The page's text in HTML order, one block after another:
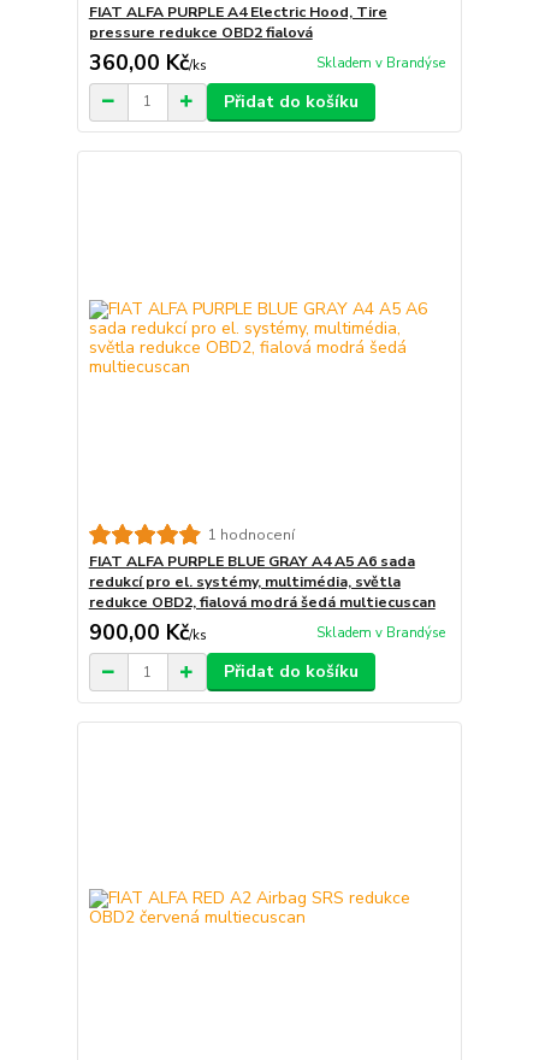
FIAT ALFA PURPLE A4 Electric Hood, Tire
pressure redukce OBD2 fialová
360,00 Kč/ks Skladem v Brandýse
Přidat do košíku
1 hodnocení
FIAT ALFA PURPLE BLUE GRAY A4 A5 A6 sada
redukcí pro el. systémy, multimédia, světla
redukce OBD2, fialová modrá šedá multiecuscan
900,00 Kč/ks Skladem v Brandýse
Přidat do košíku